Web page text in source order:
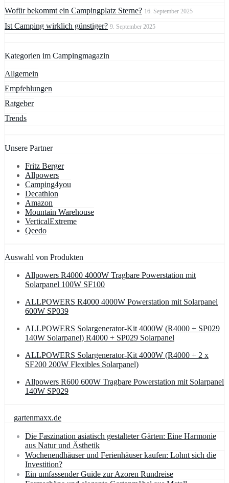
Wofür bekommt ein Campingplatz Sterne? 16. September 2025
Ist Camping wirklich günstiger? 9. September 2025
Kategorien im Campingmagazin
Allgemein
Empfehlungen
Ratgeber
Trends
Unsere Partner
Fritz Berger
Allpowers
Camping4you
Decathlon
Amazon
Mountain Warehouse
VerticalExtreme
Qeedo
Auswahl von Produkten
Allpowers R4000 4000W Tragbare Powerstation mit
Solarpanel 100W SF100
ALLPOWERS R4000 4000W Powerstation mit Solarpanel
600W SP039
ALLPOWERS Solargenerator-Kit 4000W (R4000 + SP029
140W Solarpanel) R4000 + SP029 Solarpanel
ALLPOWERS Solargenerator-Kit 4000W (R4000 + 2 x
SF200 200W Flexibles Solarpanel)
Allpowers R600 600W Tragbare Powerstation mit Solarpanel
140W SP029
gartenmaxx.de
Die Faszination asiatisch gestalteter Gärten: Eine Harmonie
aus Natur und Ästhetik
Wochenendhäuser und Ferienhäuser kaufen: Lohnt sich die
Investition?
Ein umfassender Guide zur Azoren Rundreise